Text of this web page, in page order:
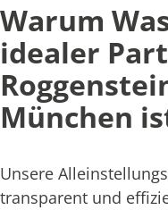
Warum
idealer
München
Unsere
transparent und